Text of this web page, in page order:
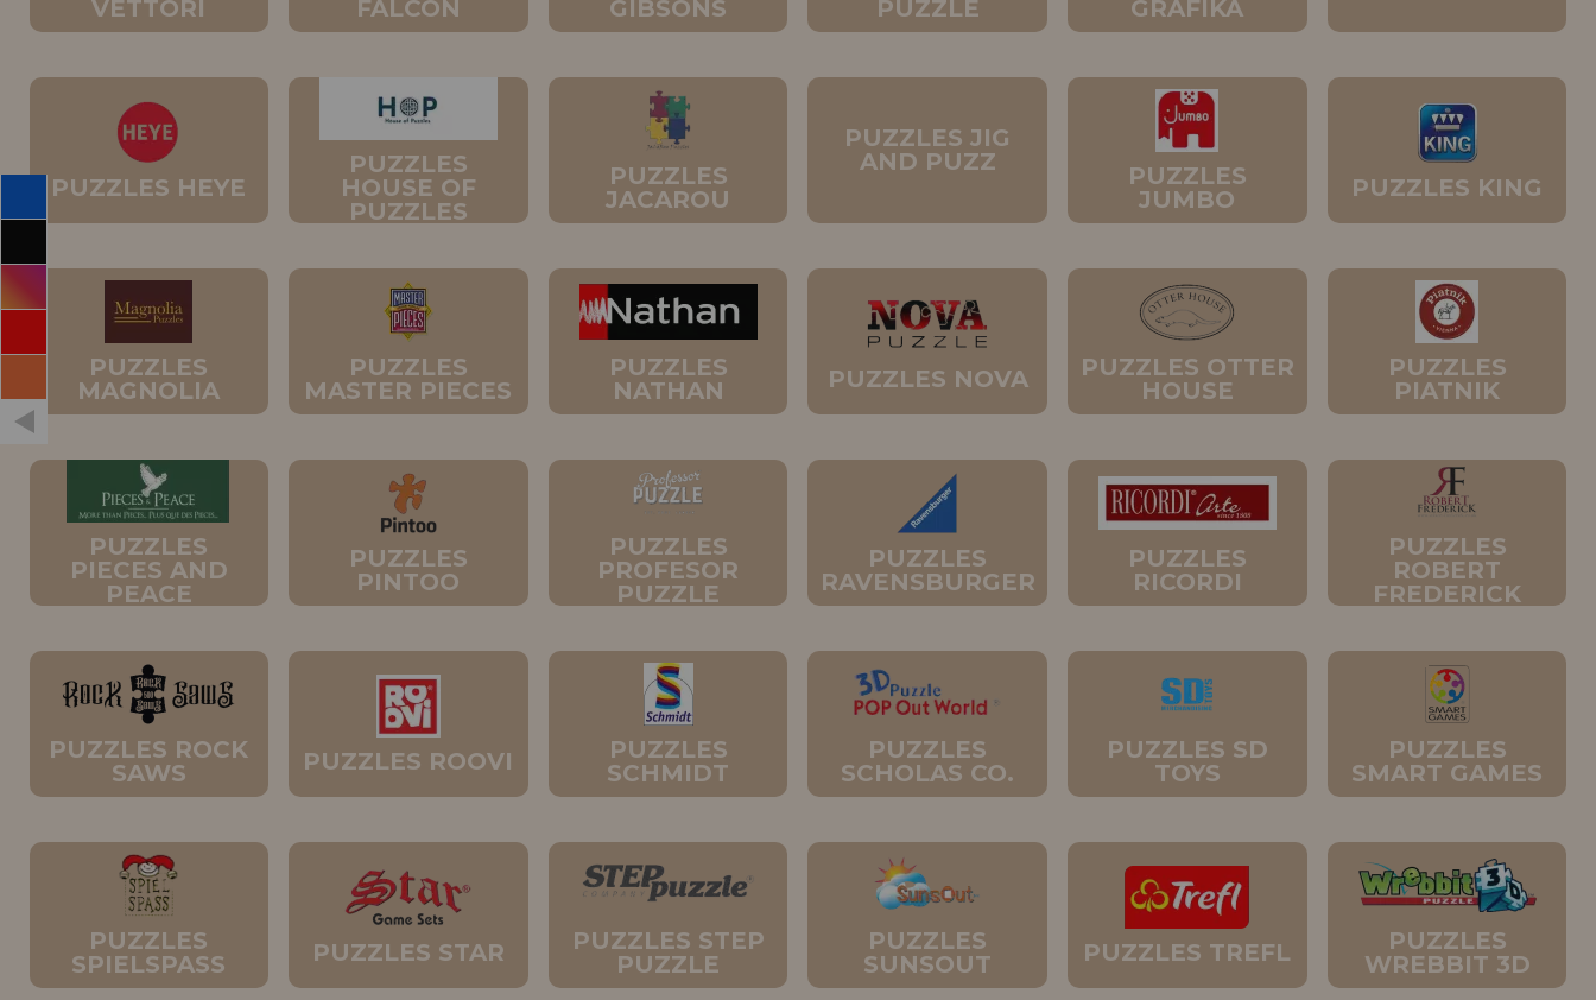
VETTORI
FALCON
GIBSONS
PUZZLE
GRAFIKA
PUZZLES HEYE
PUZZLES
HOUSE OF
PUZZLES
PUZZLES
JACAROU
PUZZLES JIG
AND PUZZ
PUZZLES
JUMBO
PUZZLES KING
PUZZLES
MAGNOLIA
PUZZLES
MASTER PIECES
PUZZLES
NATHAN
PUZZLES NOVA
PUZZLES OTTER
HOUSE
PUZZLES
PIATNIK
PUZZLES
PIECES AND
PEACE
PUZZLES
PINTOO
PUZZLES
PROFESOR
PUZZLE
PUZZLES
RAVENSBURGER
PUZZLES
RICORDI
PUZZLES
ROBERT
FREDERICK
PUZZLES ROCK
SAWS
PUZZLES ROOVI
PUZZLES
SCHMIDT
PUZZLES
SCHOLAS CO.
PUZZLES SD
TOYS
PUZZLES
SMART GAMES
PUZZLES
SPIELSPASS
PUZZLES STAR
PUZZLES STEP
PUZZLE
PUZZLES
SUNSOUT
PUZZLES TREFL
PUZZLES
WREBBIT 3D